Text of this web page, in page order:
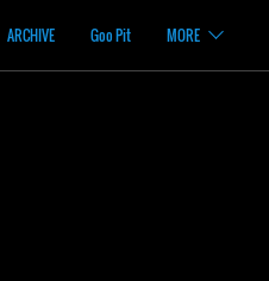
ARCHIVE Goo Pit MORE